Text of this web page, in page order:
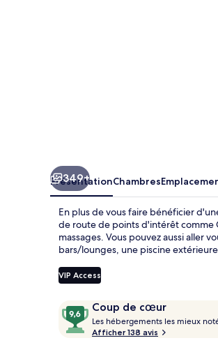
349+
PrésentationChambres
En plus de vous faire bénéficier
de route de points d'intérêt comme
massages. Vous pouvez aussi aller
bars/lounges, une piscine
VIP Access
Avis
voyageurs
Coup de cœur
9,6
sur
10,
Les hébergements les mieux
Afficher 138 avis